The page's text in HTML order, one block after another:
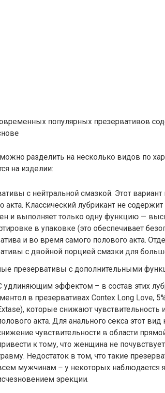
популярных презервативов
разделить на несколько видов по
на изделии:
с нейтральной смазкой. Этот
акта. Классический лубрикант не
и выполняет только одну функцию —
в упаковке (это обеспечивает
и во время самого полового акта.
с двойной порцией смазки для
презервативы с дополнительными
удлиняющим эффектом – в состав этих
в презервативах Contex Long Love,
которые снижают
акта. Для анального секса этот
чувствительности в области
к тому, что женщина не
Недостаток в том, что такие
мужчинам – у некоторых наблюдается
эрекции.